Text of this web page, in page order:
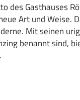
des Gasthauses
Art und Weise.
Mit seinen
benannt sind,